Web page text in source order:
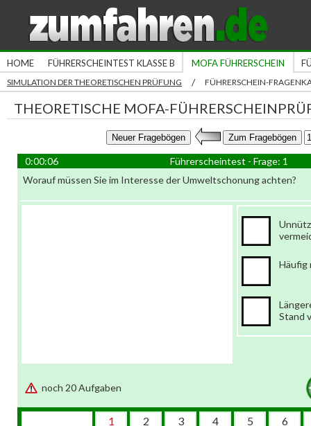
HOME FÜHRERSCHEINTEST KLASSE B MOFA FÜHRERSCHEIN
SIMULATION DER THEORETISCHEN PRÜFUNG / FÜHRERSCHEIN-
THEORETISCHE MOFA-
0:00:06
Führerscheintest - Frage: 1
Worauf müssen Sie im Interesse der Umweltschonung achten?
Häufig
Stand
noch 20 Aufgaben
1 2 3 4 5
6